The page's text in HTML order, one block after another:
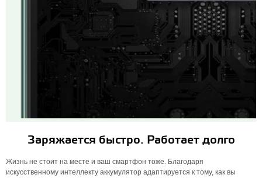
Заряжается быстро. Работает долго
Жизнь не стоит на месте и ваш смартфон тоже. Благодаря
искусственному интеллекту аккумулятор адаптируется к тому, как вы